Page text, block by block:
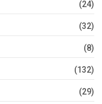
(24)
(32)
(8)
(132)
(29)